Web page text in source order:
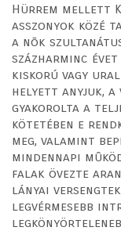
Hürrem mellett
asszonyok közé
a nõk
százharminc
kiskorú vagy
helyett anyjuk, a
gyakorolta a
kötetében e
meg, valamint
mindennapi
falak övezte
lányai
legvérmesebb